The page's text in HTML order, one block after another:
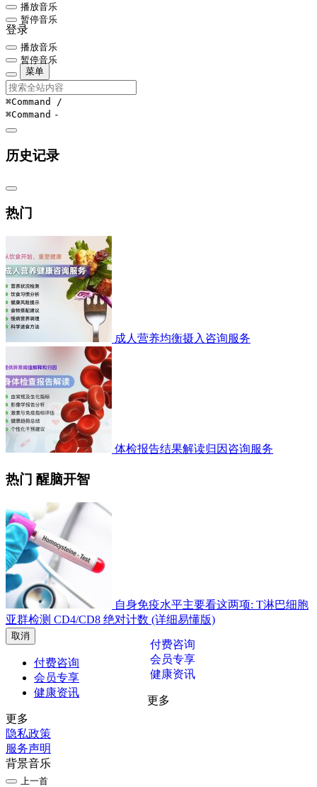
播放音乐
暂停音乐
登录
播放音乐
暂停音乐
菜单
⌘Command /
⌘Command -
历史记录
热门
成人营养均衡摄入咨询服务
体检报告结果解读归因咨询服务
热门 醒脑开智
自身免疫水平主要看这两项: T淋巴细胞
亚群检测 CD4/CD8 绝对计数 (详细易懂版)
取消
付费咨询
付费咨询
会员专享
会员专享
健康资讯
健康资讯
更多
更多
隐私政策
服务声明
背景音乐
上一首